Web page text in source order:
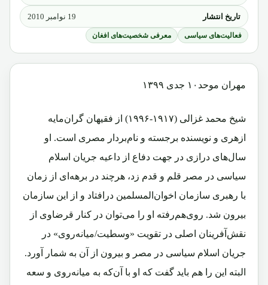
تاریخ انتشار 19 نوامبر 2010
فعالیت‌های سیاسی معرفی شخصیت‌های افغان
مهران موحد۱۰ جدی ۱۳۹۹
شیخ محمد غزالی (۱۹۱۷-۱۹۹۶) از فقیهان گران‌مایه
ازهری و نویسنده برجسته و نام‌بردار مصری است. او
سال‌های درازی در جهت دفاع از داعیه جریان اسلام
سیاسی در مصر قلم و قدم زد، هر‌چند در برهه‌ای از زمان
با رهبری سازمان اخوان‌المسلمین در‌افتاد و از این سازمان
بیرون شد. روی‌هم‌رفته او را می‌توان در کنار قرضاوی از
نقش‌آفرینان اصلی در تقویت «وسطیت/میانه‌روی» در
جریان اسلام سیاسی در مصر و بیرون از آن به شمار آورد.
البته این را هم باید گفت که او با آن‌که به میانه‌روی و سعه